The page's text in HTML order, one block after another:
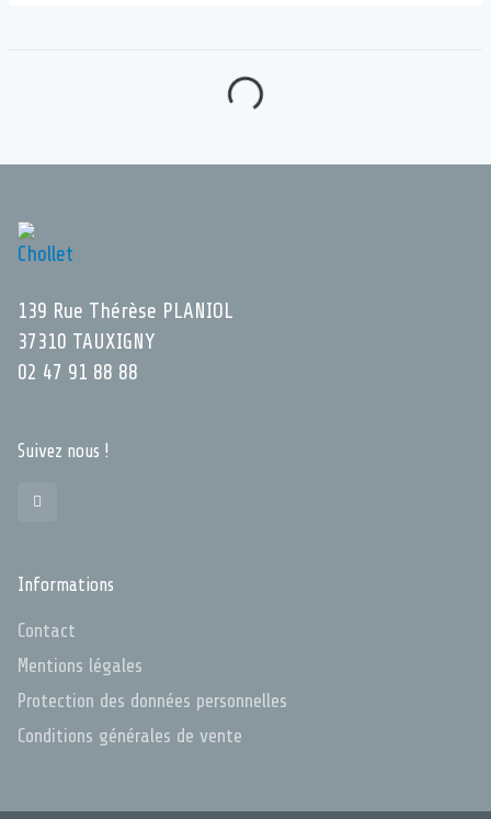
139 Rue Thérèse PLANIOL
37310 TAUXIGNY
02 47 91 88 88
Suivez nous !
Informations
Contact
Mentions légales
Protection des données personnelles
Conditions générales de vente